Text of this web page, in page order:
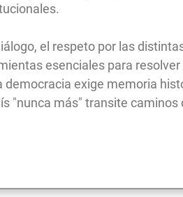
el respeto por las
esenciales para
exige memoria
"nunca más" transite caminos